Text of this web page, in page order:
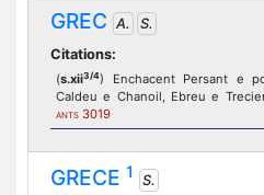
GREC A.
S.
Citations:
(s.xii3/4) Enchacent Persant e
Caldeu e Chanoil, Ebreu e
ANTS 3019
GRECE 1
S.